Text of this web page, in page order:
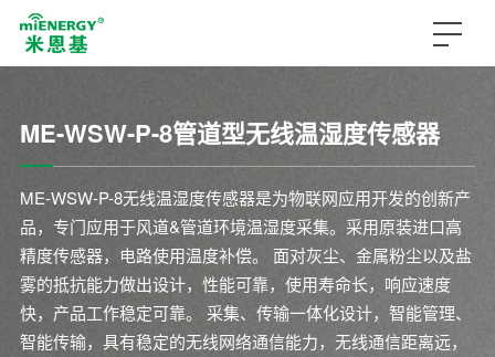
ME-WSW-P-8管道型无线温湿度传感器
ME-WSW-P-8无线温湿度传感器是为物联网应用开发的创新产
品，专门应用于风道&管道环境温湿度采集。采用原装进口高
精度传感器，电路使用温度补偿。 面对灰尘、金属粉尘以及盐
雾的抵抗能力做出设计，性能可靠，使用寿命长，响应速度
快，产品工作稳定可靠。 采集、传输一体化设计，智能管理、
智能传输，具有稳定的无线网络通信能力，无线通信距离远，